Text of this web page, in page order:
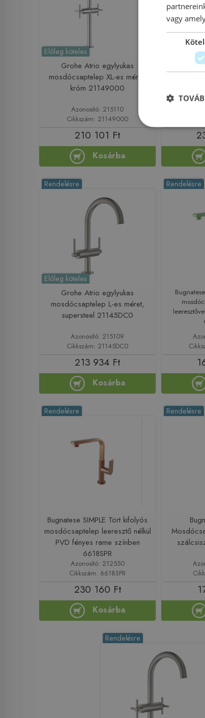
Előleg köteles
Grohe Atrio egylyukas
mosdócsaptelep XL-es méret,
króm 21149000
Azonosító: 215110
Cikkszám: 21149000
210 101 Ft
Kosárba
Rendelésre
Előleg köteles
Grohe Atrio egylyukas
mosdócsaptelep L-es méret,
supersteel 21145DC0
Azonosító: 215109
Cikkszám: 21145DC0
213 934 Ft
Kosárba
Rendelésre
Rendelésre
Bugnatese SIMPLE Tört kifolyós
mosdócsaptelep leeresztő nélkül
PVD fényes rame színben
6618SPR
Azonosító: 212550
Cikkszám: 6618SPR
230 160 Ft
Kosárba
Rendelésre
Rendelésre
vagy